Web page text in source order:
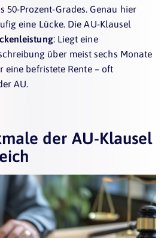
50-Prozent-Grades. Genau hier
eine Lücke. Die AU-Klausel
: Liegt eine
über meist sechs Monate
eine befristete Rente – oft
AU.
der AU-Klausel